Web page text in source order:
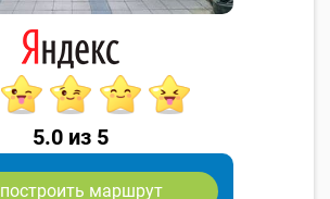
5.0 из 5
построить маршрут